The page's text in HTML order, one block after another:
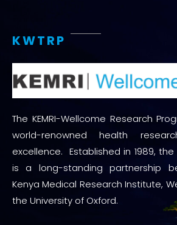
KWTRP
The KEMRI-Wellcome Research
world-renowned health
excellence. Established in 1989,
is a long-standing partnership
Kenya Medical Research Institute,
the University of Oxford.